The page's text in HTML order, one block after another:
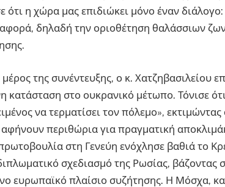
ότι η χώρα μας επιδιώκει μόνο έναν
δηλαδή την οριοθέτηση θαλάσσιων
της συνέντευξης, ο κ. Χατζηβασιλείου
κατάσταση στο ουκρανικό μέτωπο. Τόνισε
να τερματίσει τον πόλεμο»,
περιθώρια για πραγματική
στη Γενεύη ενόχλησε βαθιά το
σχεδιασμό της Ρωσίας, βάζοντας
ευρωπαϊκό πλαίσιο συζήτησης. Η Μόσχα,